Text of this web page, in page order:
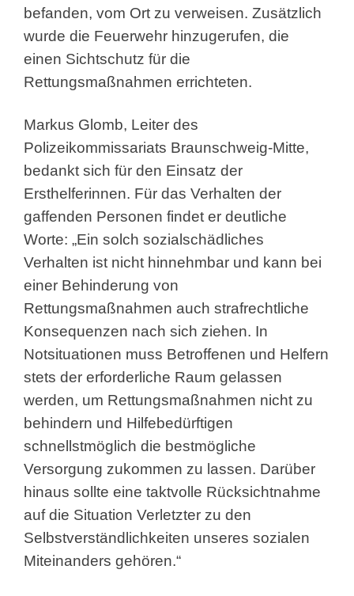
befanden, vom Ort zu verweisen. Zusätzlich
wurde die Feuerwehr hinzugerufen, die
einen Sichtschutz für die
Rettungsmaßnahmen errichteten.
Markus Glomb, Leiter des
Polizeikommissariats Braunschweig-Mitte,
bedankt sich für den Einsatz der
Ersthelferinnen. Für das Verhalten der
gaffenden Personen findet er deutliche
Worte: „Ein solch sozialschädliches
Verhalten ist nicht hinnehmbar und kann bei
einer Behinderung von
Rettungsmaßnahmen auch strafrechtliche
Konsequenzen nach sich ziehen. In
Notsituationen muss Betroffenen und Helfern
stets der erforderliche Raum gelassen
werden, um Rettungsmaßnahmen nicht zu
behindern und Hilfebedürftigen
schnellstmöglich die bestmögliche
Versorgung zukommen zu lassen. Darüber
hinaus sollte eine taktvolle Rücksichtnahme
auf die Situation Verletzter zu den
Selbstverständlichkeiten unseres sozialen
Miteinanders gehören.“